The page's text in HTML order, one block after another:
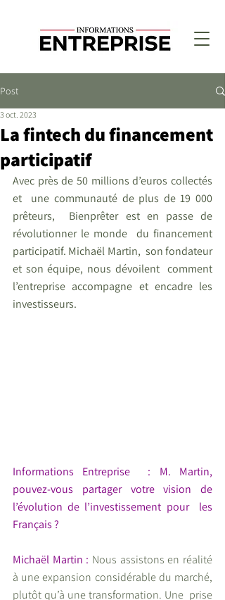
Post
La fintech du financement
participatif
3 oct. 2023
Avec près de 50 millions d’euros collectés
et  une communauté de plus de 19 000
prêteurs,  Bienprêter est en passe de
révolutionner le monde  du financement
participatif. Michaël Martin,  son fondateur
et son équipe, nous dévoilent  comment
l’entreprise accompagne et encadre les
investisseurs.
Informations Entreprise  : M. Martin,
pouvez-vous partager votre vision de
l’évolution de l’investissement pour  les
Français ?
Michaël Martin : Nous assistons en réalité
à une expansion considérable du marché,
plutôt qu’à une transformation. Une  prise